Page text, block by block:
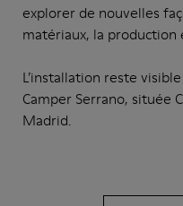
explorer de nouvelles
matériaux, la production
L’installation reste
Camper Serrano, située
Madrid.